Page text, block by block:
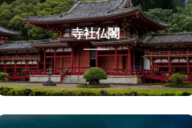
寺社仏閣